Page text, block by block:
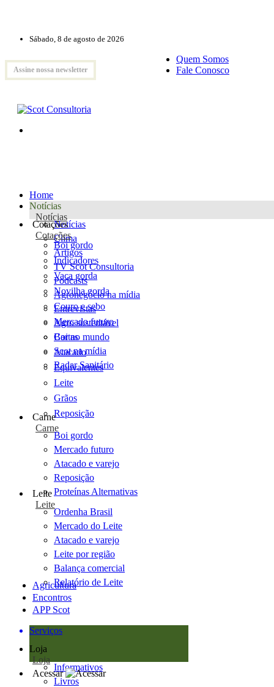
Sábado, 8 de agosto de 2026
Assine nossa newsletter
Quem Somos
Fale Conosco
Home
Notícias
Notícias
Notícias
Clima
Artigos
TV Scot Consultoria
Podcasts
Agronegócio na mídia
Entrevistas
Agro sustentável
Cartas
Scot na mídia
Radar Sanitário
Cotações
Cotações
Boi gordo
Indicadores
Vaca gorda
Novilha gorda
Couro e sebo
Mercado futuro
Boi no mundo
Atacado
Equivalentes
Leite
Grãos
Reposição
Carne
Carne
Boi gordo
Mercado futuro
Atacado e varejo
Reposição
Proteínas Alternativas
Leite
Leite
Ordenha Brasil
Mercado do Leite
Atacado e varejo
Leite por região
Balança comercial
Relatório de Leite
Agricultura
Encontros
APP Scot
Serviços
Loja
Loja
Informativos
Livros
Acessar